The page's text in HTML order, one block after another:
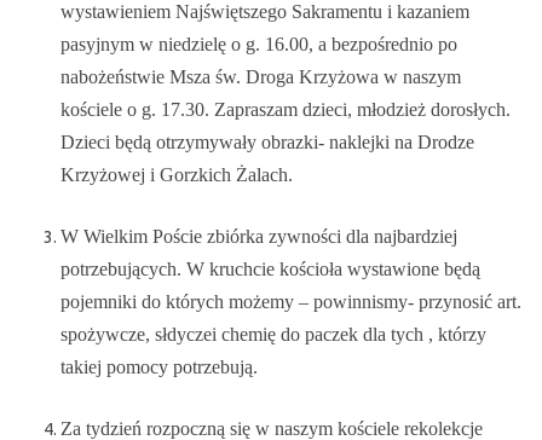
wystawieniem Najświętszego Sakramentu i kazaniem
pasyjnym w niedzielę o g. 16.00, a bezpośrednio po
nabożeństwie Msza św. Droga Krzyżowa w naszym
kościele o g. 17.30. Zapraszam dzieci, młodzież dorosłych.
Dzieci będą otrzymywały obrazki- naklejki na Drodze
Krzyżowej i Gorzkich Żalach.
W Wielkim Poście zbiórka zywności dla najbardziej
potrzebujących. W kruchcie kościoła wystawione będą
pojemniki do których możemy – powinnismy- przynosić art.
spożywcze, słdyczei chemię do paczek dla tych , którzy
takiej pomocy potrzebują.
Za tydzień rozpoczną się w naszym kościele rekolekcje